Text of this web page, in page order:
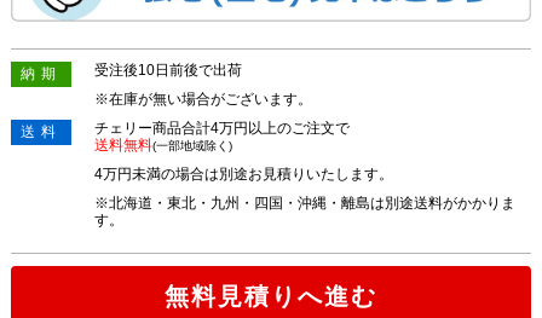
納期
受注後10日前後で出荷
※在庫が無い場合がございます。
送料
チェリー商品合計4万円以上のご注文で
送料無料(一部地域除く)
4万円未満の場合は別途お見積りいたします。
※北海道・東北・九州・四国・沖縄・離島は別途送料がかかりま
す。
無料見積りへ進む